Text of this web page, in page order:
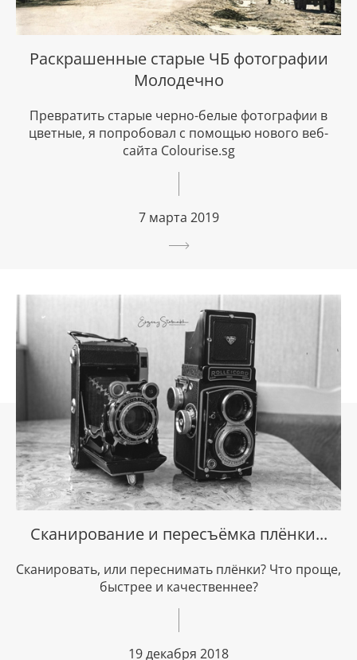
Раскрашенные старые ЧБ фотографии
Молодечно
Превратить старые черно-белые фотографии в
цветные, я попробовал с помощью нового веб-
сайта Colourise.sg
7 марта 2019
Сканирование и пересъёмка плёнки...
Сканировать, или переснимать плёнки? Что проще,
быстрее и качественнее?
19 декабря 2018